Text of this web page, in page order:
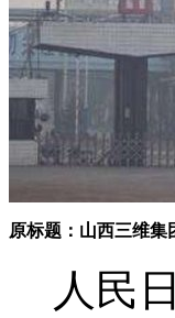
原标题：山西三维
人民日